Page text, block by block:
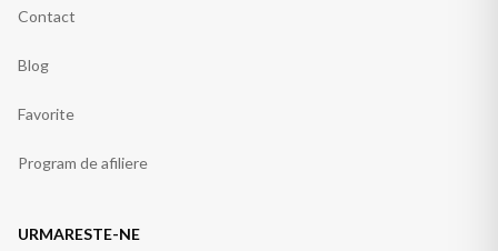
Contact
Blog
Favorite
Program de afiliere
URMARESTE-NE